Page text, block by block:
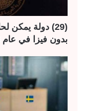
(29) دولة يمكن
بدون فيزا في عام 2026